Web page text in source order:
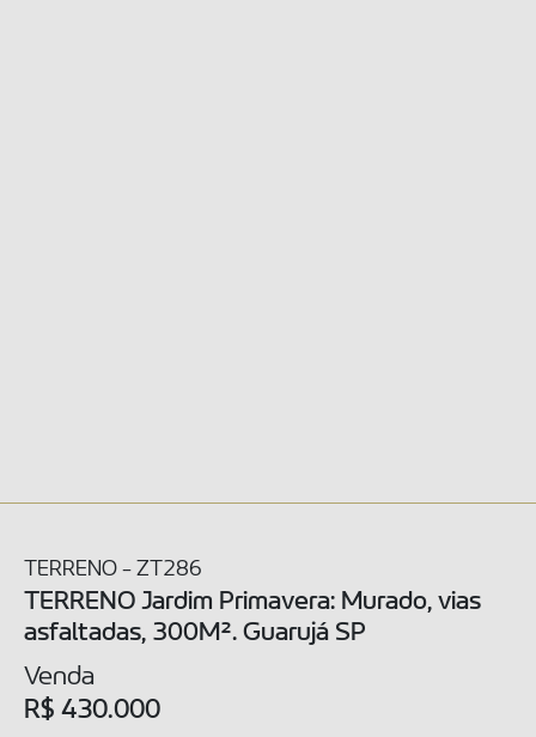
TERRENO - ZT286
TERRENO Jardim Primavera: Murado, vias
asfaltadas, 300M². Guarujá SP
Venda
R$ 430.000